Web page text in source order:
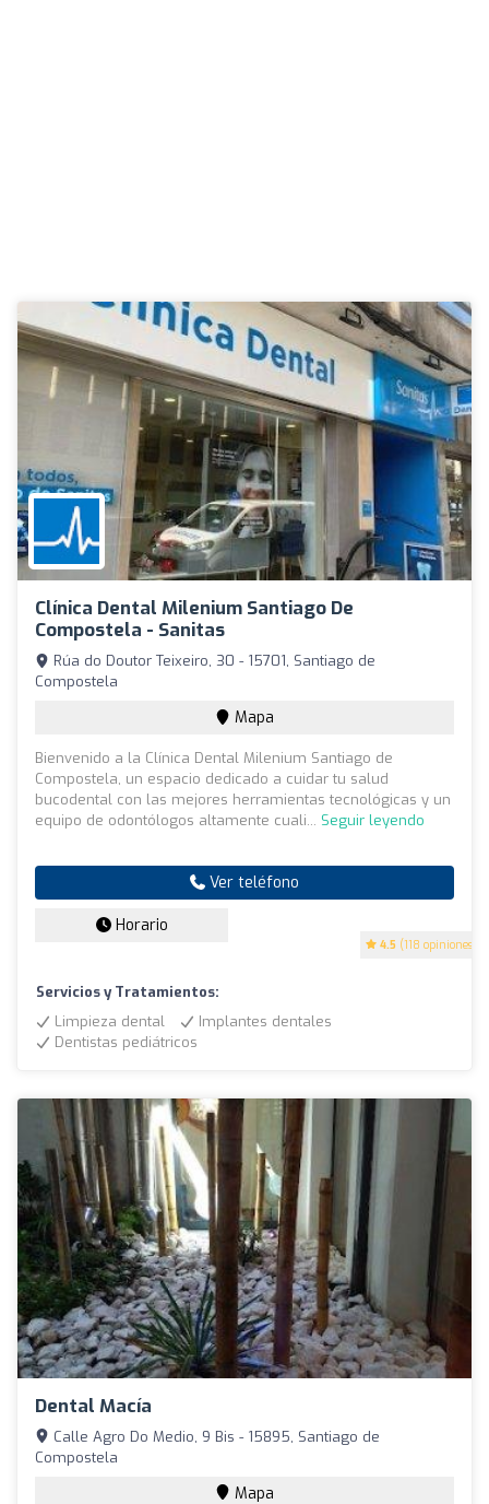
Clínica Dental Milenium Santiago De
Compostela - Sanitas
4.5 (118 opiniones)
Rúa do Doutor Teixeiro, 30 - 15701, Santiago de
Compostela
Mapa
Bienvenido a la Clínica Dental Milenium Santiago de
Compostela, un espacio dedicado a cuidar tu salud
bucodental con las mejores herramientas tecnológicas y un
equipo de odontólogos altamente cuali... Seguir leyendo
Ver teléfono
Horario
Servicios y Tratamientos:
Limpieza dental
Implantes dentales
Dentistas pediátricos
Dental Macía
Calle Agro Do Medio, 9 Bis - 15895, Santiago de
Compostela
Mapa